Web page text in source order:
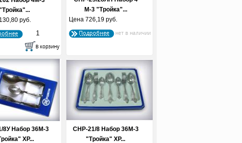
руб.
М-3 "Тройка"...
Цена 726,19 руб.
Подробнее
8У Набор 36М-3
ХР...
СНР-21/8 Набор 36М-3
"Тройка" ХР...